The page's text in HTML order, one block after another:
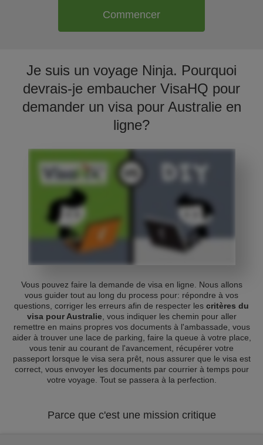
Commencer
Je suis un voyage Ninja. Pourquoi
devrais-je embaucher VisaHQ pour
demander un visa pour Australie en
ligne?
Vous pouvez faire la demande de visa en ligne. Nous allons
vous guider tout au long du process pour: répondre à vos
questions, corriger les erreurs afin de respecter les critères du
visa pour Australie, vous indiquer les chemin pour aller
remettre en mains propres vos documents à l'ambassade, vous
aider à trouver une lace de parking, faire la queue à votre place,
vous tenir au courant de l'avancement, récupérer votre
passeport lorsque le visa sera prêt, nous assurer que le visa est
correct, vous envoyer les documents par courrier à temps pour
votre voyage. Tout se passera à la perfection.
Parce que c'est une mission critique